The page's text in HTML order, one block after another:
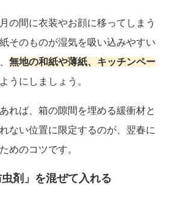
の間に衣装やお顔に移ってしまう
そのものが湿気を吸い込みやすい
無地の和紙や薄紙、キッチンペー
ようにしましょう。
れば、箱の隙間を埋める緩衝材と
ない位置に限定するのが、翌春に
めのコツです。
剤」を混ぜて入れる